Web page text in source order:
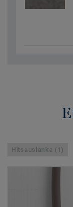
Hitsauslanka (1)